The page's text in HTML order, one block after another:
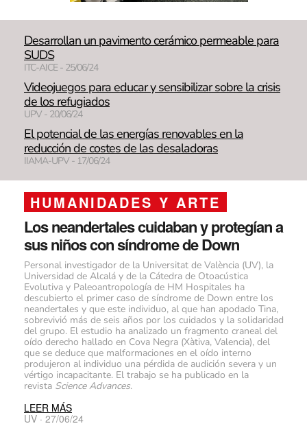
Desarrollan un pavimento cerámico permeable para
SUDS
ITC-AICE - 25/06/24
Videojuegos para educar y sensibilizar sobre la crisis
de los refugiados
UPV - 20/06/24
El potencial de las energías renovables en la
reducción de costes de las desaladoras
IIAMA-UPV - 17/06/24
HUMANIDADES Y ARTE
Los neandertales cuidaban y protegían a
sus niños con síndrome de Down
Personal investigador de la Universitat de València (UV), la
Universidad de Alcalá y de la Cátedra de Otoacústica
Evolutiva y Paleoantropología de HM Hospitales ha
descubierto el primer caso de síndrome de Down entre los
neandertales y que este individuo, al que han apodado Tina,
sobrevivió más de seis años por los cuidados y la solidaridad
del grupo. El estudio ha analizado un fragmento craneal del
oído derecho hallado en Cova Negra (Xàtiva, Valencia), del
que se deduce que malformaciones en el oído interno
produjeron al individuo una pérdida de audición severa y un
vértigo incapacitante. El trabajo se ha publicado en la
revista Science Advances.
LEER MÁS
UV · 27/06/24